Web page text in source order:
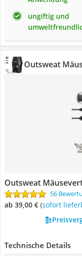
ungiftig und
Outsweat
Outsweat
56
ab 39,00 € ( Sofort
Technische Details